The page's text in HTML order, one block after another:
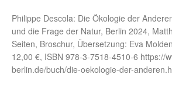
Philippe Descola: Die Ökologie der
und die Frage der Natur, Berlin 2024,
Seiten, Broschur, Übersetzung: Eva
12,00 €, ISBN 978-3-7518-4510-6 https://
berlin.de/buch/die-oekologie-der-